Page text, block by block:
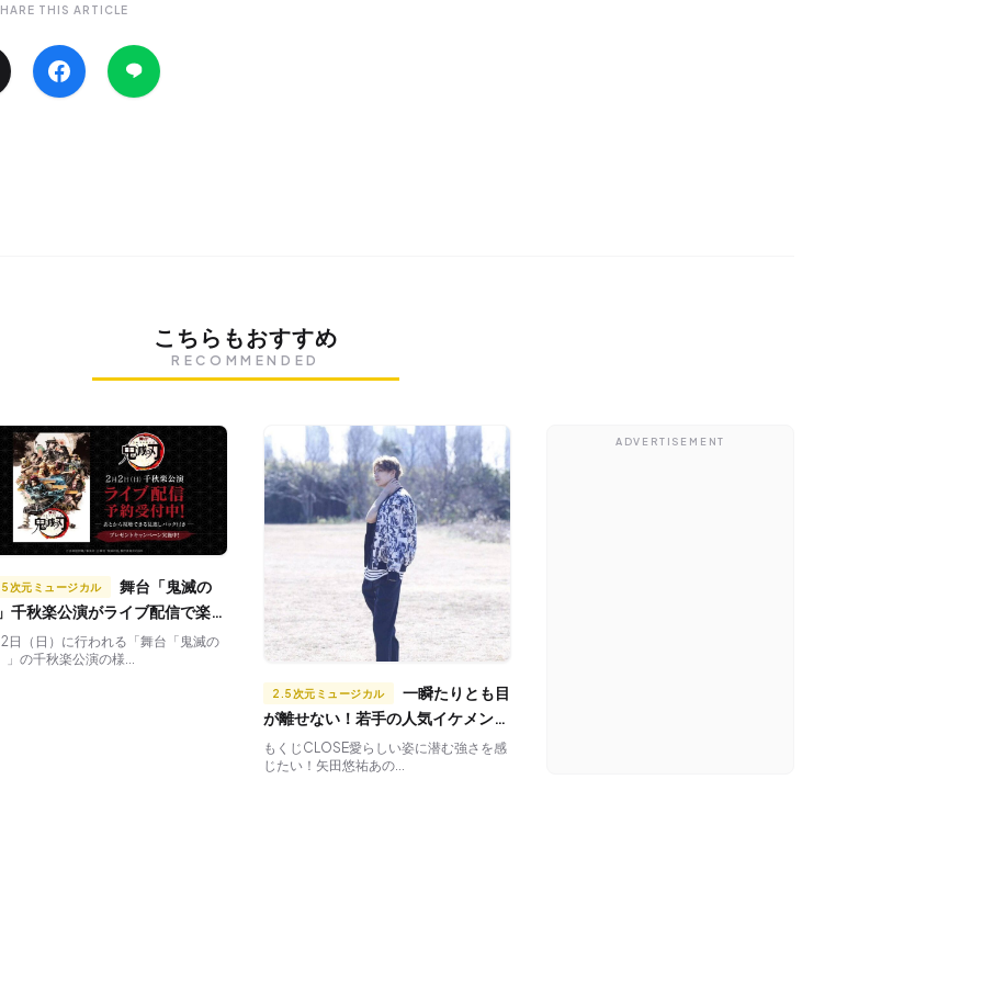
THIS ARTICLE
こちらもおすすめ
RECOMMENDED
次元ミュージカル
千秋楽公演がライブ配信で楽し
！豪華プレゼントキャンペーン
施
日（日）に行われる「舞台「鬼滅の
」の千秋楽公演の様...
2.5次元ミュージカル
が離せない！若手の人気イケメンミ
ュージカル俳優4選
もくじCLOSE愛らしい姿に潜む強さを感
じたい！矢田悠祐あの...
ADVERTISEMENT